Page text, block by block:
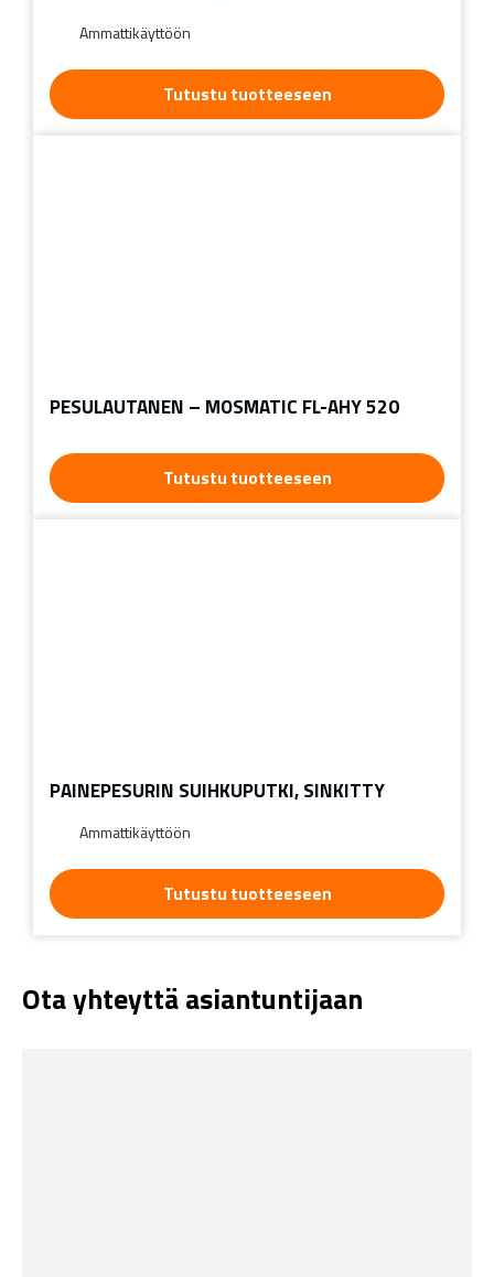
Ammattikäyttöön
Tutustu tuotteeseen
PESULAUTANEN – MOSMATIC FL-AHY 520
Tutustu tuotteeseen
PAINEPESURIN SUIHKUPUTKI, SINKITTY
Ammattikäyttöön
Tutustu tuotteeseen
Ota yhteyttä asiantuntijaan